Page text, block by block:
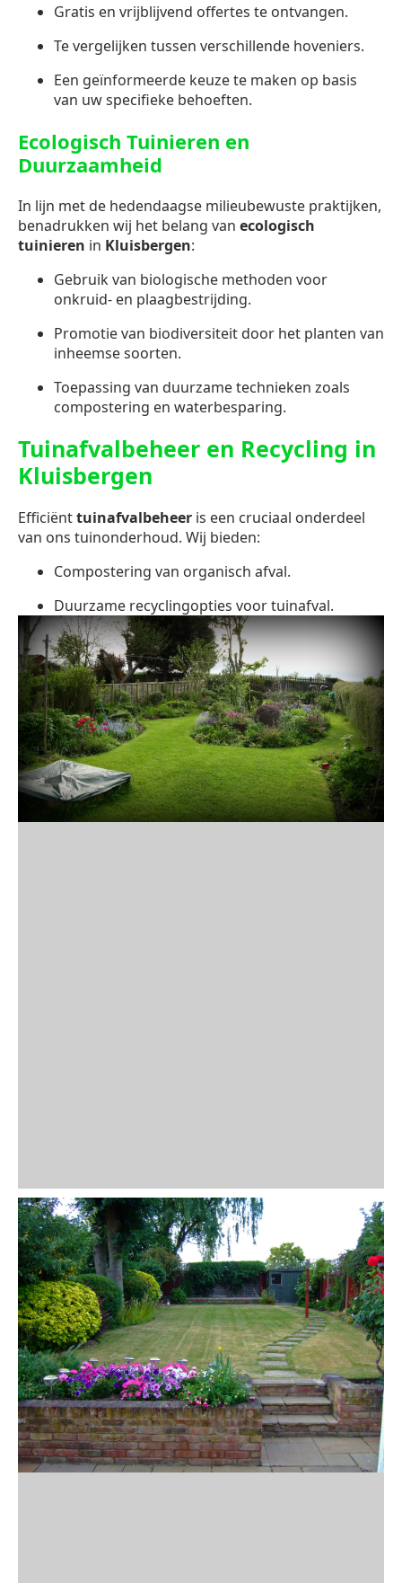
Gratis en vrijblijvend offertes te ontvangen.
Te vergelijken tussen verschillende hoveniers.
Een geïnformeerde keuze te maken op basis
van uw specifieke behoeften.
Ecologisch Tuinieren en
Duurzaamheid
In lijn met de hedendaagse milieubewuste praktijken,
benadrukken wij het belang van ecologisch
tuinieren in Kluisbergen:
Gebruik van biologische methoden voor
onkruid- en plaagbestrijding.
Promotie van biodiversiteit door het planten van
inheemse soorten.
Toepassing van duurzame technieken zoals
compostering en waterbesparing.
Tuinafvalbeheer en Recycling in
Kluisbergen
Efficiënttuinafvalbeheer is een cruciaal onderdeel
van ons tuinonderhoud. Wij bieden:
Compostering van organisch afval.
Duurzame recyclingopties voor tuinafval.